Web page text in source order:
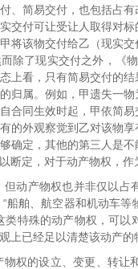
、简易交付，也包括占
交付可让受让人取得对
将该物交付给乙（现实
除了现实交付之外，《
上看，只有简易交付的
归属。例如，甲遗失一
合同生效时起，甲依简
的外观察觉到乙对该物
确定，其他的第三人是
断定，对于动产物权，
动产物权也并非仅以
船舶、航空器和机动车
类特殊的动产物权，可
上已经足以清楚该动产的
物权的设立、变更、转